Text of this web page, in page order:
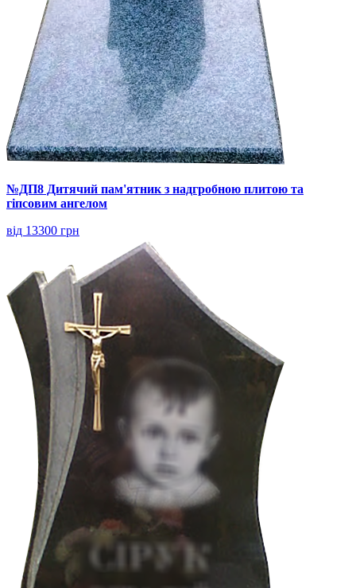
№ДП8 Дитячий пам'ятник з надгробною плитою та
гіпсовим ангелом
від 13300 грн